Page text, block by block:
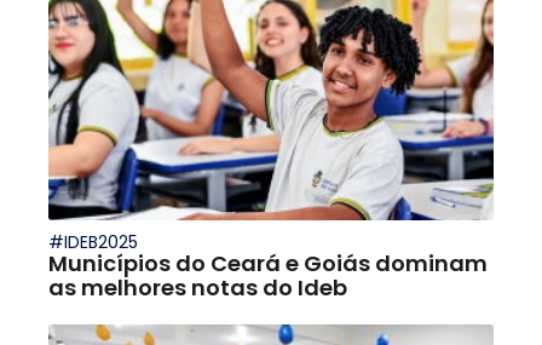
#IDEB2025
Municípios do Ceará e Goiás dominam
as melhores notas do Ideb